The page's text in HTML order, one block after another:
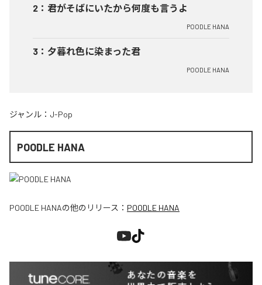
2 ： 君がそばにいたから何度も言うよ
POODLE HANA
3 ： 夕暮れ色に染まった君
POODLE HANA
ジャンル： J-Pop
POODLE HANA
POODLE HANAの他のリリース： POODLE HANA